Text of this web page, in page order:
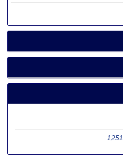
1,251